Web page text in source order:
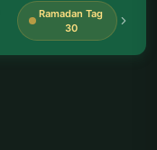
Ramadan Tag
30